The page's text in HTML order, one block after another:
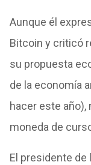
Aunque él
Bitcoin y criticó
su propuesta
de la economía
hacer este
moneda de
El presidente de